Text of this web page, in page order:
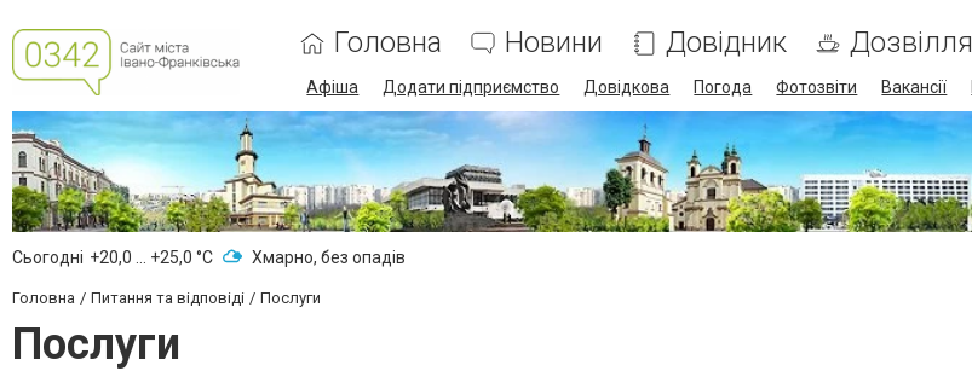
Головна Новини Довідник Дозвілля
Афіша Додати підприємство Довідкова Погода Фотозвіти Вакансії
Сьогодні +20,0 ... +25,0 °С Хмарно, без опадів
Головна Питання та відповіді Послуги
Послуги